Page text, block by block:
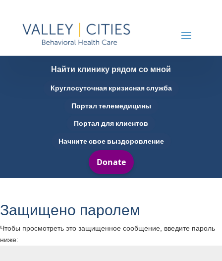
Найти клинику рядом со мной
Круглосуточная кризисная служба
Портал телемедицины
Портал для клиентов
Начните свое выздоровление
Защищено паролем
Чтобы просмотреть это защищенное сообщение, введите пароль
ниже: